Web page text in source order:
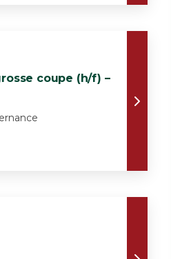
coupe (h/f) –